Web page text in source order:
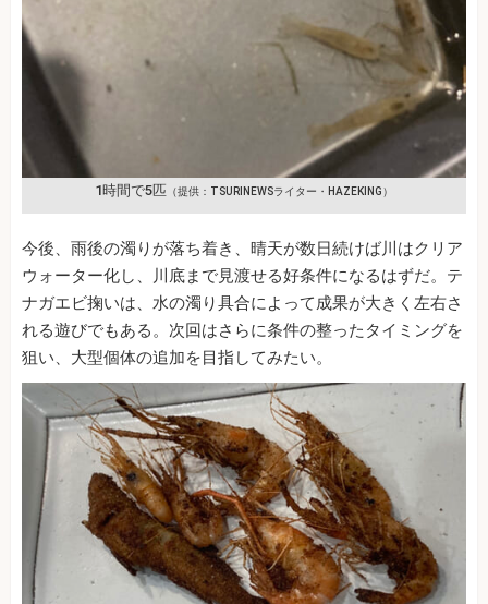
1時間で5匹 （提供：TSURINEWSライター・HAZEKING）
今後、雨後の濁りが落ち着き、晴天が数日続けば川はクリア
ウォーター化し、川底まで見渡せる好条件になるはずだ。テ
ナガエビ掬いは、水の濁り具合によって成果が大きく左右さ
れる遊びでもある。次回はさらに条件の整ったタイミングを
狙い、大型個体の追加を目指してみたい。